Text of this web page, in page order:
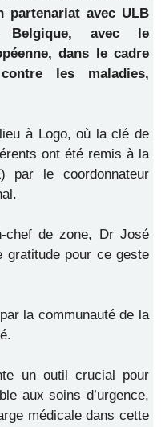
partenariat avec ULB
Belgique, avec le
dans le cadre
les maladies,
à Logo, où la clé de
ont été remis à la
par le coordonnateur
chef de zone, Dr José
gratitude pour ce geste
la communauté de la
un outil crucial pour
aux soins d’urgence,
médicale dans cette